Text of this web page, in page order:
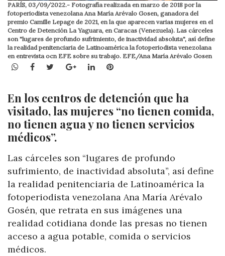
PARÍS, 03/09/2022.- Fotografía realizada en marzo de 2018 por la
fotoperiodista venezolana Ana María Arévalo Gosen, ganadora del
premio Camille Lepage de 2021, en la que aparecen varias mujeres en el
Centro de Detención La Yaguara, en Caracas (Venezuela). Las cárceles
son "lugares de profundo sufrimiento, de inactividad absoluta", así define
la realidad penitenciaria de Latinoamérica la fotoperiodista venezolana
en entrevista ocn EFE sobre su trabajo. EFE/Ana María Arévalo Gosen
WhatsApp
Facebook
TwitterGoogle+LinkedInPinterest
En los centros de detención que ha
visitado, las mujeres “no tienen comida,
no tienen agua y no tienen servicios
médicos”.
Las cárceles son “lugares de profundo
sufrimiento, de inactividad absoluta”, así define
la realidad penitenciaria de Latinoamérica la
fotoperiodista venezolana Ana María Arévalo
Gosén, que retrata en sus imágenes una
realidad cotidiana donde las presas no tienen
acceso a agua potable, comida o servicios
médicos.